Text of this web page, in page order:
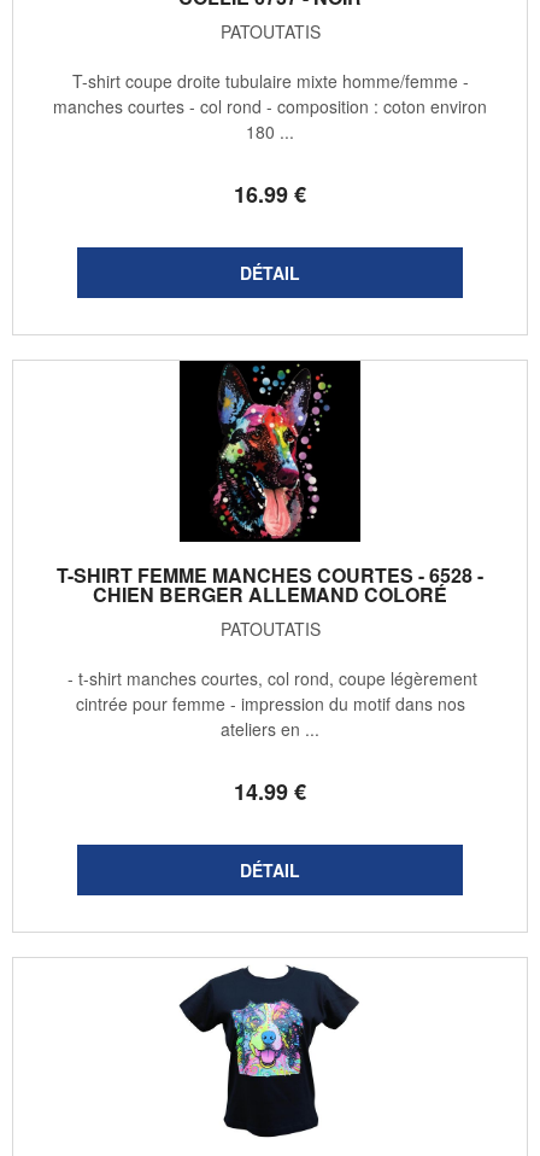
PATOUTATIS
16.99€
T-shirt coupe droite tubulaire mixte homme/femme -
manches courtes - col rond - composition : coton environ
180 ...
T-SHIRT FEMME MANCHES COURTES - 6528 -
CHIEN BERGER ALLEMAND COLORÉ
PATOUTATIS
14.99€
- t-shirt manches courtes, col rond, coupe légèrement
cintrée pour femme - impression du motif dans nos
ateliers en ...